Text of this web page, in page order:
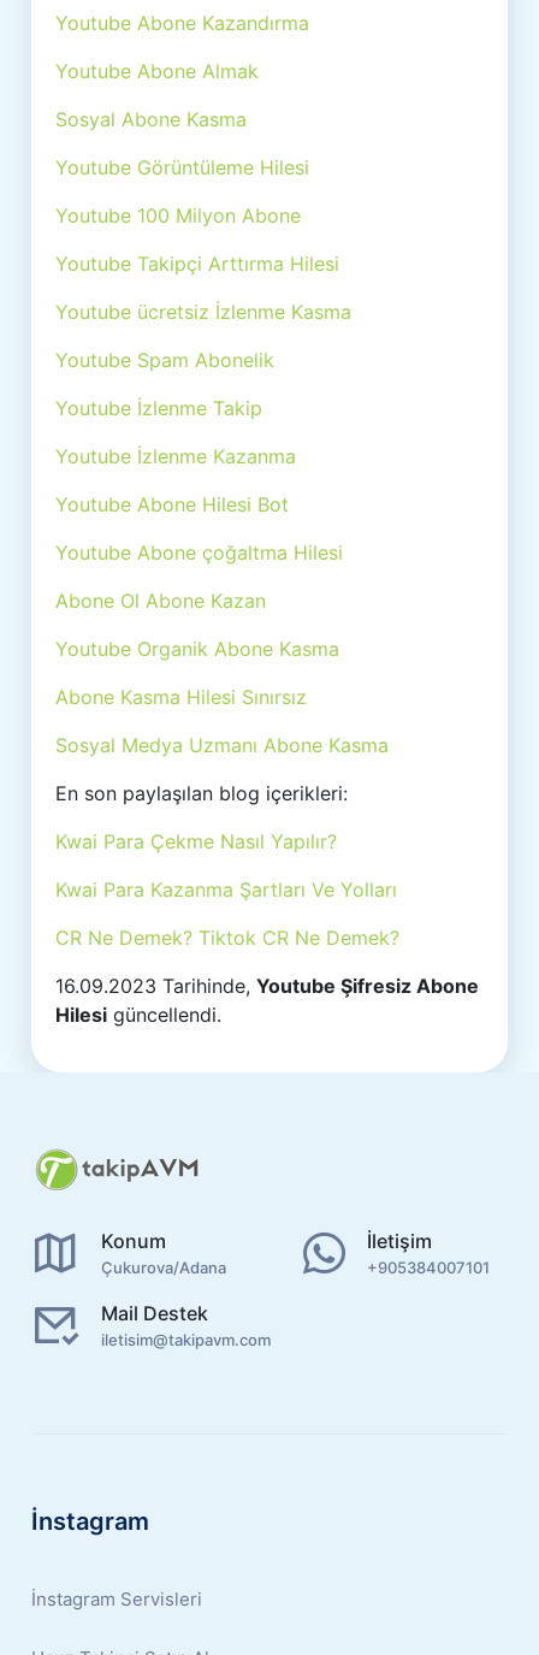
Youtube Abone Kazandırma
Youtube Abone Almak
Sosyal Abone Kasma
Youtube Görüntüleme Hilesi
Youtube 100 Milyon Abone
Youtube Takipçi Arttırma Hilesi
Youtube ücretsiz İzlenme Kasma
Youtube Spam Abonelik
Youtube İzlenme Takip
Youtube İzlenme Kazanma
Youtube Abone Hilesi Bot
Youtube Abone çoğaltma Hilesi
Abone Ol Abone Kazan
Youtube Organik Abone Kasma
Abone Kasma Hilesi Sınırsız
Sosyal Medya Uzmanı Abone Kasma
En son paylaşılan blog içerikleri:
Kwai Para Çekme Nasıl Yapılır?
Kwai Para Kazanma Şartları Ve Yolları
CR Ne Demek? Tiktok CR Ne Demek?
16.09.2023 Tarihinde,Youtube Şifresiz Abone
Hilesi güncellendi.
Konum
Çukurova/Adana
İletişim
+905384007101
Mail Destek
iletisim@takipavm.com
İnstagram
İnstagram Servisleri